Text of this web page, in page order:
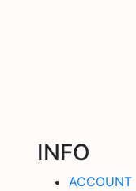
INFO
ACCOUNT